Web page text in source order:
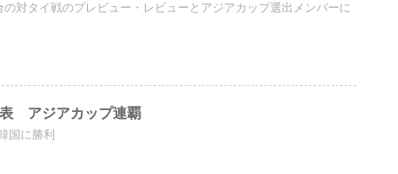
対タイ戦のプレビュー・レビューとアジアカップ選出メンバーに
アジアカップ連覇
国に勝利